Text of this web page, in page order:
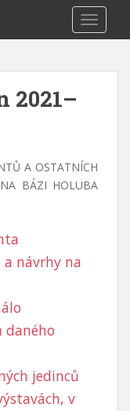
2021–
A OSTATNÍCH
BÁZI HOLUBA
a návrhy na
daného
jedinců
v